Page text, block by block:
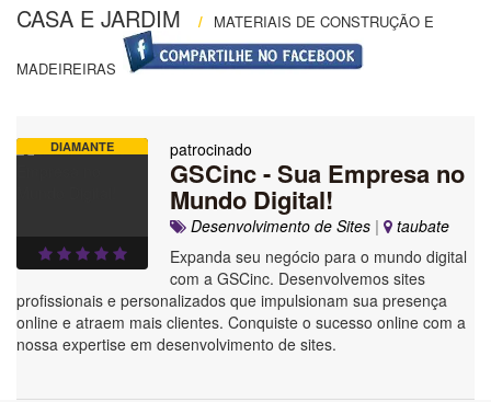
CASA E JARDIM / MATERIAIS DE CONSTRUÇÃO E
MADEIREIRAS
DIAMANTE patrocinado
GSCinc - Sua Empresa no
Mundo Digital!
Desenvolvimento de Sites |
taubate
Expanda seu negócio para o mundo digital
com a GSCinc. Desenvolvemos sites
profissionais e personalizados que impulsionam sua presença
online e atraem mais clientes. Conquiste o sucesso online com a
nossa expertise em desenvolvimento de sites.